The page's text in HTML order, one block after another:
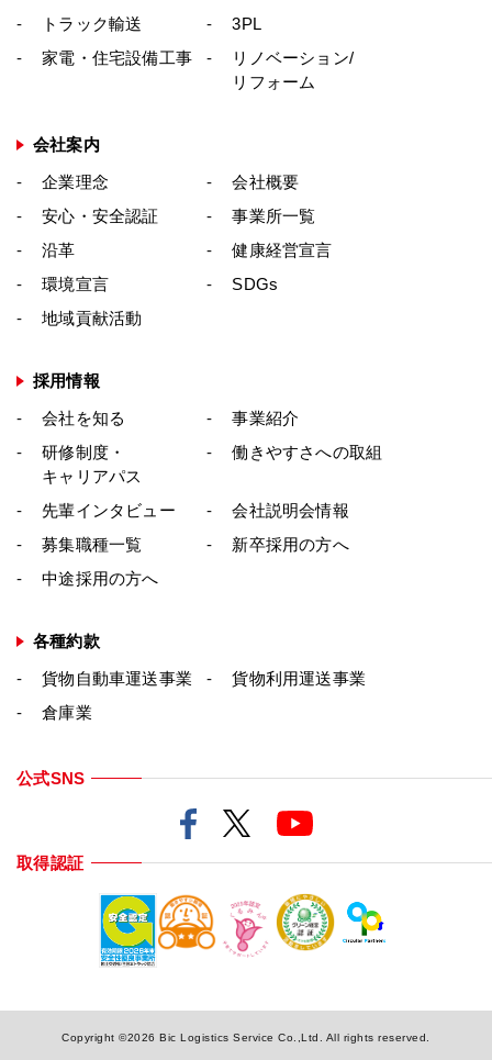
トラック輸送
3PL
家電・住宅設備工事
リノベーション/
リフォーム
会社案内
企業理念
会社概要
安心・安全認証
事業所一覧
沿革
健康経営宣言
環境宣言
SDGs
地域貢献活動
採用情報
会社を知る
事業紹介
研修制度・
キャリアパス
働きやすさへの取組
先輩インタビュー
会社説明会情報
募集職種一覧
新卒採用の方へ
中途採用の方へ
各種約款
貨物自動車運送事業
貨物利用運送事業
倉庫業
公式SNS
取得認証
Copyright ©2026 Bic Logistics Service Co.,Ltd. All rights reserved.